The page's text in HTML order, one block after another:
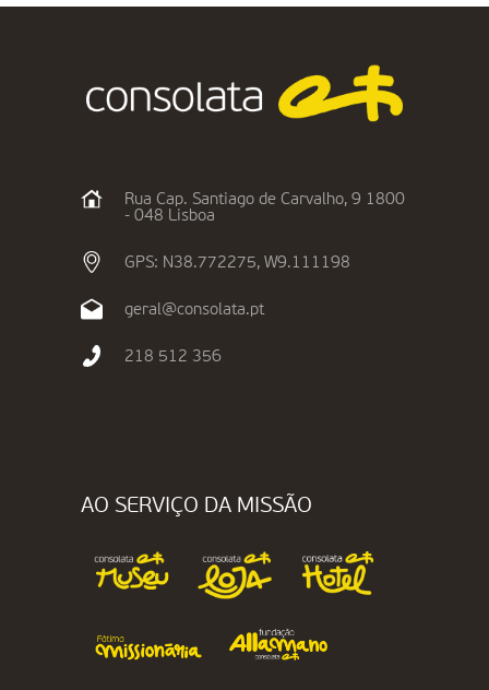
Rua Cap. Santiago de Carvalho, 9 1800
- 048 Lisboa
GPS: N38.772275, W9.111198
geral@consolata.pt
218 512 356
AO SERVIÇO DA MISSÃO